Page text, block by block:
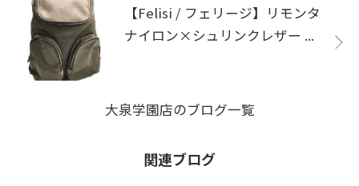
【Felisi / フェリージ】リモンタ
ナイロン×シュリンクレザー ...
大泉学園店のブログ一覧
関連ブログ